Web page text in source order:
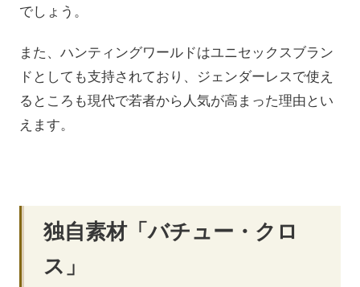
でしょう。
また、ハンティングワールドはユニセックスブラン
ドとしても支持されており、ジェンダーレスで使え
るところも現代で若者から人気が高まった理由とい
えます。
独自素材「バチュー・クロ
ス」